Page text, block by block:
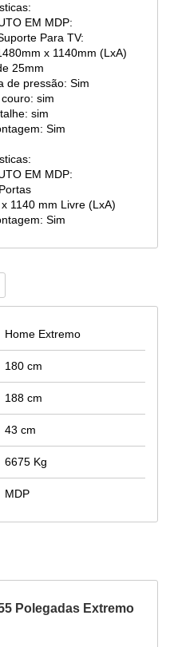
EM MDP:
Para TV:
x 1140mm (LxA)
25mm
de pressão: Sim
sim
sim
Sim
EM MDP:
1140 mm Livre (LxA)
Sim
Home Extremo
180 cm
188 cm
43 cm
6675 Kg
MDP
Polegadas Extremo